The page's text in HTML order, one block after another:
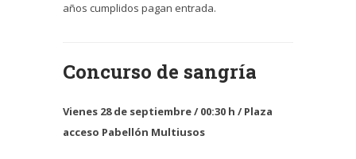
años cumplidos pagan entrada.
Concurso de sangría
Vienes 28 de septiembre / 00:30 h / Plaza
acceso Pabellón Multiusos